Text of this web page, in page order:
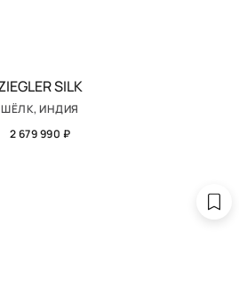
SILK
ШЁЛК, ИНДИЯ
2 679 990 ₽